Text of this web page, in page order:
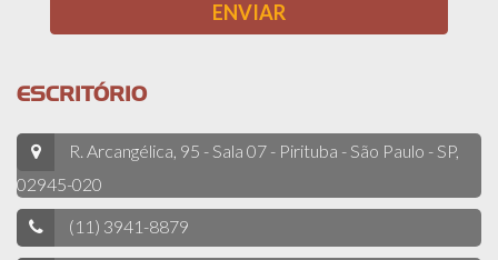
ESCRITÓRIO
R. Arcangélica, 95 - Sala 07 - Pirituba - São Paulo - SP,
02945-020
(11) 3941-8879